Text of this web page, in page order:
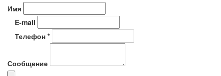
Имя
E-mail
Телефон *
Сообщение